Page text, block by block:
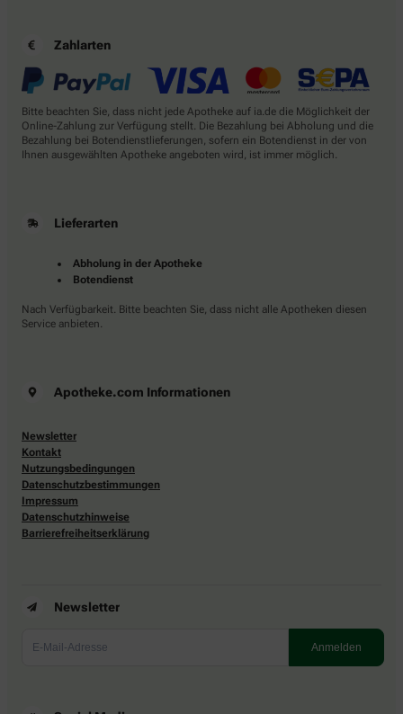
Zahlarten
Bitte beachten Sie, dass nicht jede Apotheke auf ia.de die Möglichkeit der
Online-Zahlung zur Verfügung stellt. Die Bezahlung bei Abholung und die
Bezahlung bei Botendienstlieferungen, sofern ein Botendienst in der von
Ihnen ausgewählten Apotheke angeboten wird, ist immer möglich.
Lieferarten
Abholung in der Apotheke
Botendienst
Nach Verfügbarkeit. Bitte beachten Sie, dass nicht alle Apotheken diesen
Service anbieten.
Apotheke.com Informationen
Newsletter
Kontakt
Nutzungsbedingungen
Datenschutzbestimmungen
Impressum
Datenschutzhinweise
Barrierefreiheitserklärung
Newsletter